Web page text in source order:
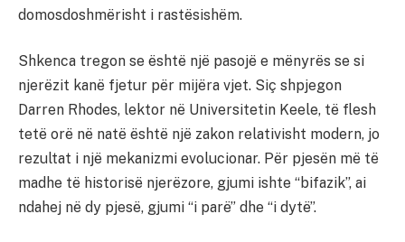
domosdoshmërisht i rastësishëm.
Shkenca tregon se është një pasojë e mënyrës se si
njerëzit kanë fjetur për mijëra vjet. Siç shpjegon
Darren Rhodes, lektor në Universitetin Keele, të flesh
tetë orë në natë është një zakon relativisht modern, jo
rezultat i një mekanizmi evolucionar. Për pjesën më të
madhe të historisë njerëzore, gjumi ishte “bifazik”, ai
ndahej në dy pjesë, gjumi “i parë” dhe “i dytë”.